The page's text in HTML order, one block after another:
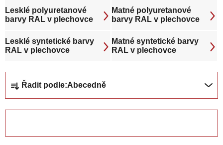
Lesklé polyuretanové
barvy RAL v plechovce
Matné polyuretanové
barvy RAL v plechovce
Lesklé syntetické barvy
RAL v plechovce
Matné syntetické barvy
RAL v plechovce
Řadit podle:Abecedně